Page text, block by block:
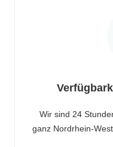
Wir sind 24
ganz Nordrhein-